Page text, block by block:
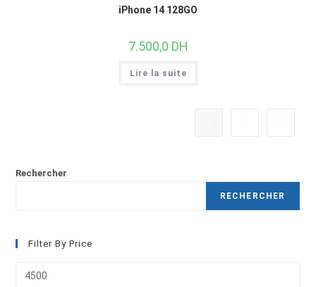
iPhone 14 128GO
7.500,0 DH
Lire la suite
Rechercher
RECHERCHER
Filter By Price